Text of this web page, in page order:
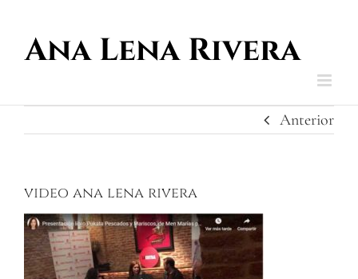
contenido
Anterior
video ana lena rivera